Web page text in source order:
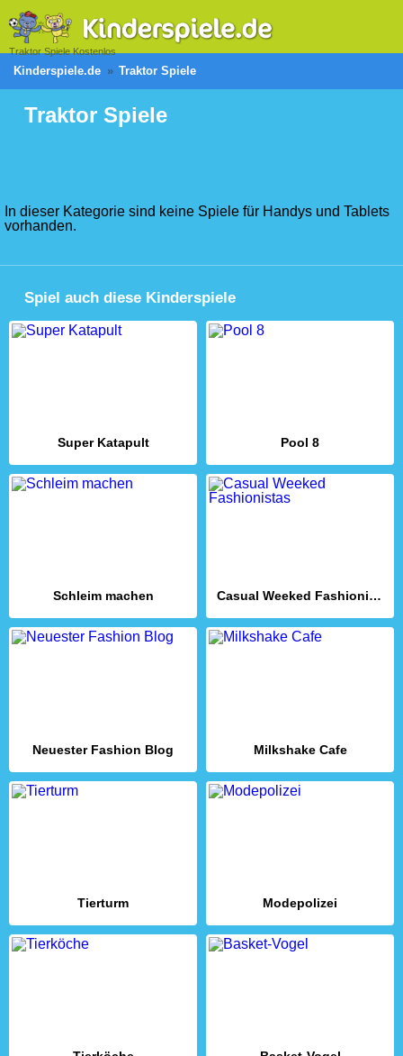
Traktor Spiele Kostenlos
Kinderspiele.de Traktor Spiele
Traktor Spiele
In dieser Kategorie sind keine Spiele für Handys und Tablets
vorhanden.
Spiel auch diese Kinderspiele
Super Katapult Pool 8
Schleim machen Casual Weeked Fashionistas
Neuester Fashion Blog Milkshake Cafe
Tierturm Modepolizei